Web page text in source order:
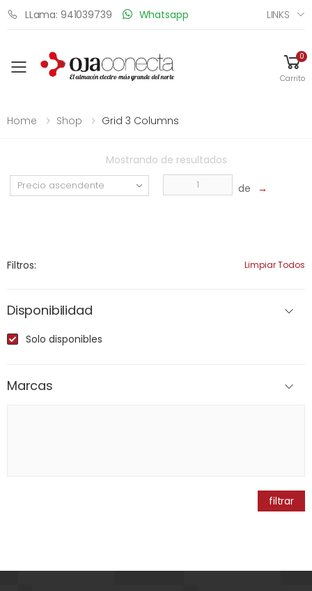
LLama: 941039739 Whatsapp LINKS
Toggle mobile menu
0
Carrito
Home Shop Grid 3 Columns
Mostrando de resultados
de →
Filtros: Limpiar Todos
Disponibilidad
Solo disponibles
Marcas
filtrar